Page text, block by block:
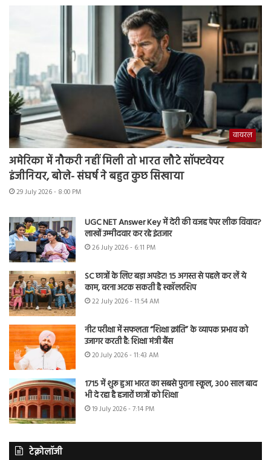
वायरल
अमेरिका में नौकरी नहीं मिली तो भारत लौटे सॉफ्टवेयर
इंजीनियर, बोले- संघर्ष ने बहुत कुछ सिखाया
29 July 2026 - 8:00 PM
UGC NET Answer Key में देरी की वजह पेपर लीक विवाद?
लाखों उम्मीदवार कर रहे इंतजार
26 July 2026 - 6:11 PM
SC छात्रों के लिए बड़ा अपडेट! 15 अगस्त से पहले कर लें ये
काम, वरना अटक सकती है स्कॉलरशिप
22 July 2026 - 11:54 AM
नीट परीक्षा में सफलता “शिक्षा क्रांति” के व्यापक प्रभाव को
उजागर करती है: शिक्षा मंत्री बैंस
20 July 2026 - 11:43 AM
1715 में शुरू हुआ भारत का सबसे पुराना स्कूल, 300 साल बाद
भी दे रहा है हजारों छात्रों को शिक्षा
19 July 2026 - 7:14 PM
टेक्नोलॉजी